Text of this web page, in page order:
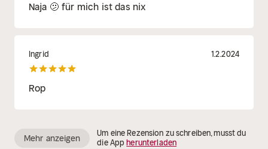
Naja 🫤 für mich ist das nix
Ingrid 1.2.2024
Rop
Mehr anzeigen
Um eine Rezension zu schreiben, musst du
die Appherunterladen